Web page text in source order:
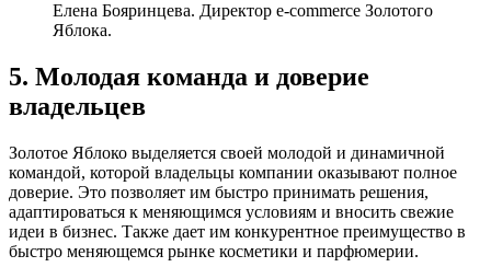
Елена Бояринцева. Директор e-commerce Золотого
Яблока.
5. Молодая команда и доверие
владельцев
Золотое Яблоко выделяется своей молодой и динамичной
командой, которой владельцы компании оказывают полное
доверие. Это позволяет им быстро принимать решения,
адаптироваться к меняющимся условиям и вносить свежие
идеи в бизнес. Также дает им конкурентное преимущество в
быстро меняющемся рынке косметики и парфюмерии.